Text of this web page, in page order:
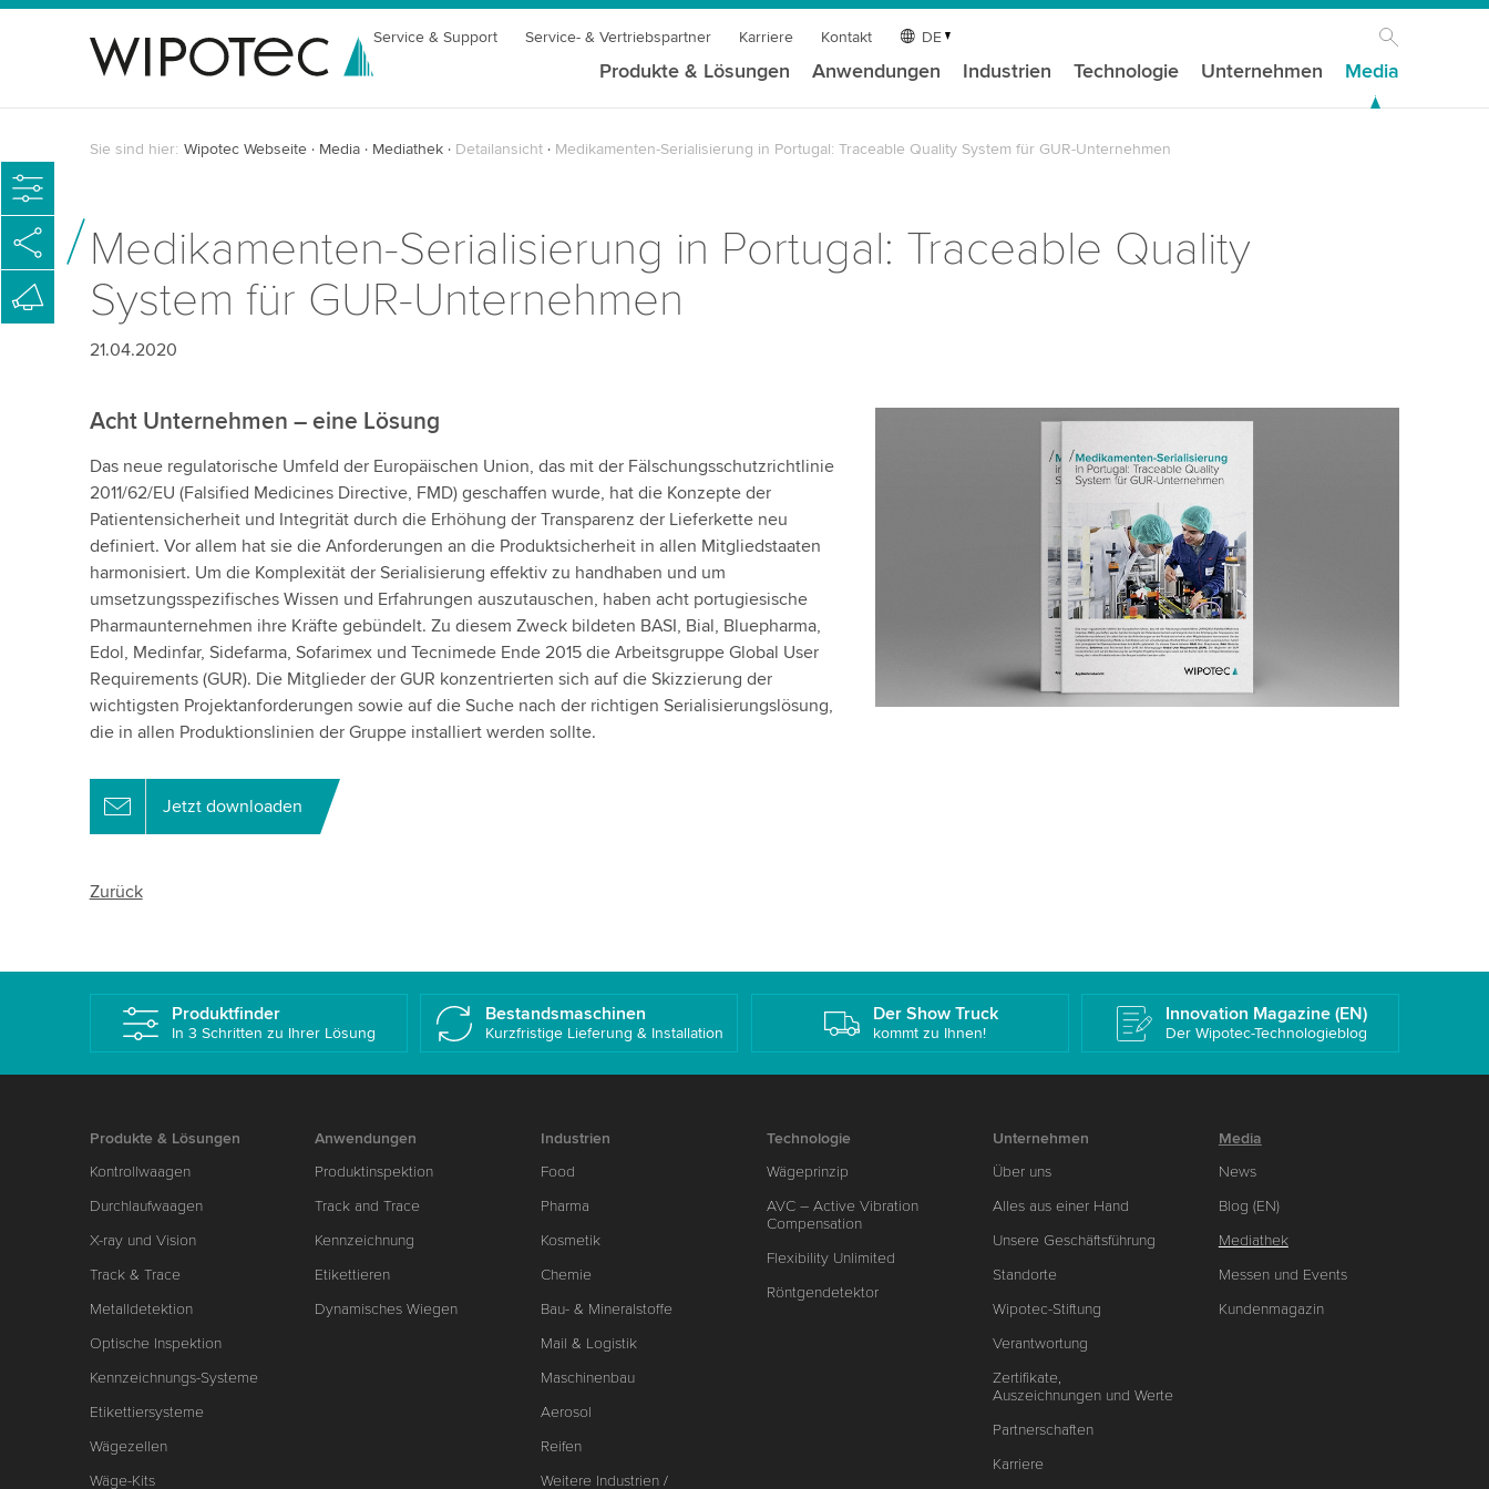
Service & Support Service- & Vertriebspartner Karriere Kontakt DE
Produkte & Lösungen Anwendungen Industrien Technologie Unternehmen Media
Sie sind hier: Wipotec Webseite Media Mediathek Detailansicht Medikamenten-Serialisierung in Portugal: Traceable Quality System für GUR-Unternehmen
Medikamenten-Serialisierung in Portugal: Traceable Quality
System für GUR-Unternehmen
21.04.2020
Acht Unternehmen – eine Lösung
Das neue regulatorische Umfeld der Europäischen Union, das mit der Fälschungsschutzrichtlinie
2011/62/EU (Falsified Medicines Directive, FMD) geschaffen wurde, hat die Konzepte der
Patientensicherheit und Integrität durch die Erhöhung der Transparenz der Lieferkette neu
definiert. Vor allem hat sie die Anforderungen an die Produktsicherheit in allen Mitgliedstaaten
harmonisiert. Um die Komplexität der Serialisierung effektiv zu handhaben und um
umsetzungsspezifisches Wissen und Erfahrungen auszutauschen, haben acht portugiesische
Pharmaunternehmen ihre Kräfte gebündelt. Zu diesem Zweck bildeten BASI, Bial, Bluepharma,
Edol, Medinfar, Sidefarma, Sofarimex und Tecnimede Ende 2015 die Arbeitsgruppe Global User
Requirements (GUR). Die Mitglieder der GUR konzentrierten sich auf die Skizzierung der
wichtigsten Projektanforderungen sowie auf die Suche nach der richtigen Serialisierungslösung,
die in allen Produktionslinien der Gruppe installiert werden sollte.
Jetzt downloaden
Zurück
Produktfinder
In 3 Schritten zu Ihrer Lösung
Bestandsmaschinen
Kurzfristige Lieferung & Installation
Der Show Truck
kommt zu Ihnen!
Innovation Magazine (EN)
Der Wipotec-Technologieblog
Produkte & Lösungen
Kontrollwaagen
Durchlaufwaagen
X-ray und Vision
Track & Trace
Metalldetektion
Optische Inspektion
Kennzeichnungs-Systeme
Etikettiersysteme
Wägezellen
Wäge-Kits
Anwendungen
Produktinspektion
Track and Trace
Kennzeichnung
Etikettieren
Dynamisches Wiegen
Industrien
Food
Pharma
Kosmetik
Chemie
Bau- & Mineralstoffe
Mail & Logistik
Maschinenbau
Aerosol
Reifen
Weitere Industrien /
Technologie
Wägeprinzip
AVC – Active Vibration
Compensation
Flexibility Unlimited
Röntgendetektor
Unternehmen
Über uns
Alles aus einer Hand
Unsere Geschäftsführung
Standorte
Wipotec-Stiftung
Verantwortung
Zertifikate,
Auszeichnungen und Werte
Partnerschaften
Karriere
Media
News
Blog (EN)
Mediathek
Messen und Events
Kundenmagazin